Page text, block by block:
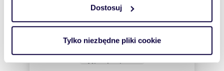
Wykorzystujemy pliki cookie do spersonalizowania treści
i reklam, aby oferować funkcje społecznościowe i
korzystasz z naszej witryny, udostępniamy partnerom
Dostosuj
Tylko niezbędne pliki cookie